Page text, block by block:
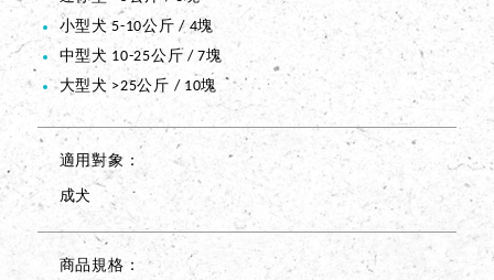
小型犬 5-10公斤 / 4塊
中型犬 10-25公斤 / 7塊
大型犬 >25公斤 / 10塊
適用對象
成犬
商品規格